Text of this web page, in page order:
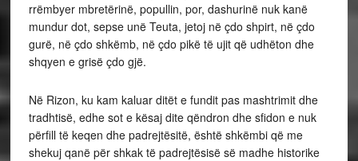
rrëmbyer mbretërinë, popullin, por, dashurinë nuk kanë
mundur dot, sepse unë Teuta, jetoj në çdo shpirt, në çdo
gurë, në çdo shkëmb, në çdo pikë të ujit që udhëton dhe
shqyen e grisë çdo gjë.
Në Rizon, ku kam kaluar ditët e fundit pas mashtrimit dhe
tradhtisë, edhe sot e kësaj dite qëndron dhe sfidon e nuk
përfill të keqen dhe padrejtësitë, është shkëmbi që me
shekuj qanë për shkak të padrejtësisë së madhe historike